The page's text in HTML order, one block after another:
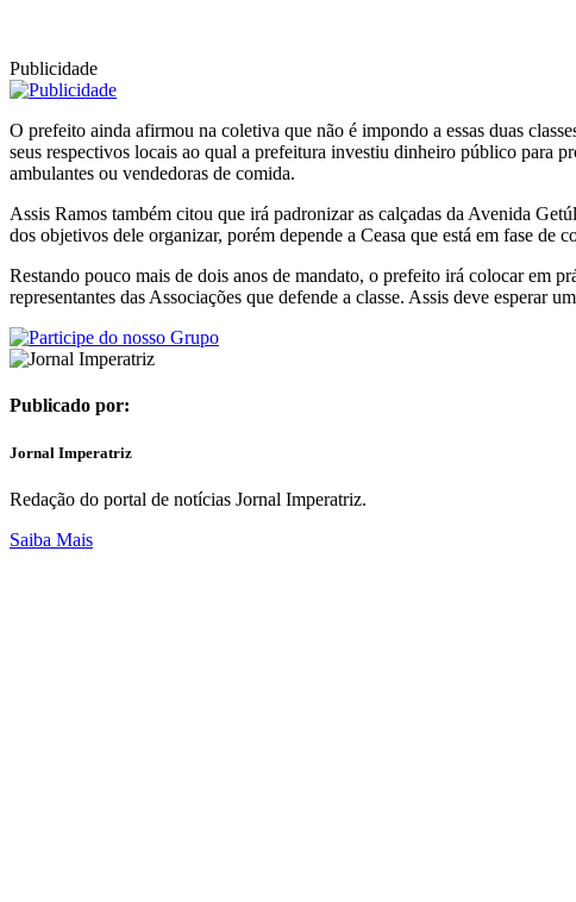
Publicidade
O prefeito ainda afirmou na coletiva que não é impondo a essas duas
seus respectivos locais ao qual a prefeitura investiu dinheiro público para
ambulantes ou vendedoras de comida.
Assis Ramos também citou que irá padronizar as calçadas da Avenida
dos objetivos dele organizar, porém depende a Ceasa que está em fase de
Restando pouco mais de dois anos de mandato, o prefeito irá colocar em
representantes das Associações que defende a classe. Assis deve esperar
Publicado por:
Jornal Imperatriz
Redação do portal de notícias Jornal Imperatriz.
Saiba Mais